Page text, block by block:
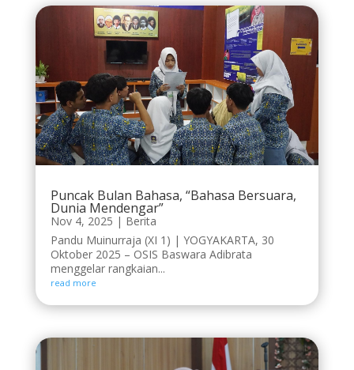
Puncak Bulan Bahasa, “Bahasa Bersuara,
Dunia Mendengar”
Nov 4, 2025 | Berita
Pandu Muinurraja (XI 1) | YOGYAKARTA, 30
Oktober 2025 – OSIS Baswara Adibrata
menggelar rangkaian...
read more